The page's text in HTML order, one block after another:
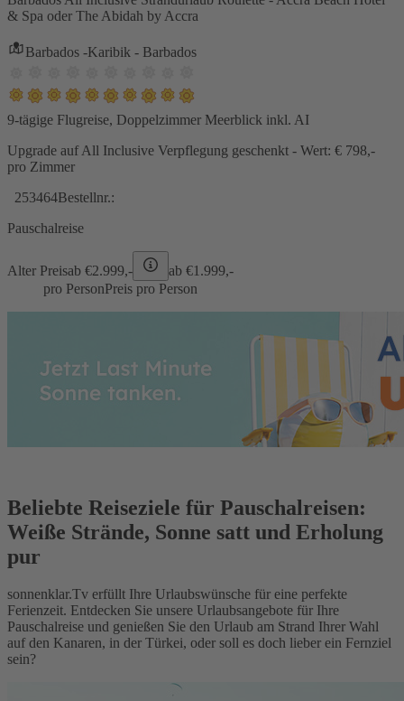
& Spa oder The Abidah by Accra
Barbados -Karibik - Barbados
9-tägige Flugreise, Doppelzimmer Meerblick inkl. AI
Upgrade auf All Inclusive Verpflegung geschenkt - Wert: € 798,-
pro Zimmer
253464Bestellnr.:
Pauschalreise
Alter Preisab €2.999,- ab €1.999,-
pro PersonPreis pro Person
Beliebte Reiseziele für Pauschalreisen:
Weiße Strände, Sonne satt und Erholung
pur
sonnenklar.Tv erfüllt Ihre Urlaubswünsche für eine perfekte
Ferienzeit. Entdecken Sie unsere Urlaubsangebote für Ihre
Pauschalreise und genießen Sie den Urlaub am Strand Ihrer Wahl
auf den Kanaren, in der Türkei, oder soll es doch lieber ein Fernziel
sein?